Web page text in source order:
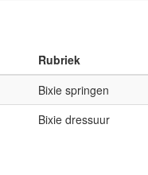
Rubriek
Bixie springen
Bixie dressuur